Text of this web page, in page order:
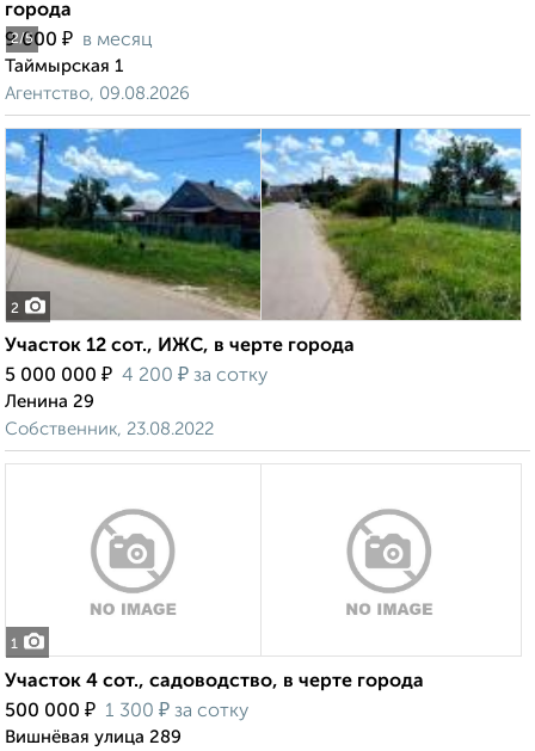
2/5
города
9 000 ₽ в месяц
Таймырская 1
Агентство, 09.08.2026
2
Участок 12 сот., ИЖС, в черте города
5 000 000 ₽ 4 200 ₽ за сотку
Ленина 29
Собственник, 23.08.2022
1
Участок 4 сот., садоводство, в черте города
500 000 ₽ 1 300 ₽ за сотку
Вишнёвая улица 289